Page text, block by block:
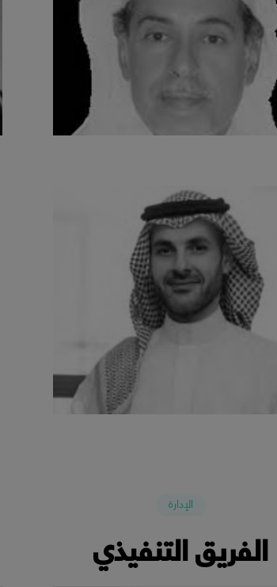
عضو مجلس الإدارة
أ. ايهاب الدباغ
الإدارة
الفريق التنفيذي